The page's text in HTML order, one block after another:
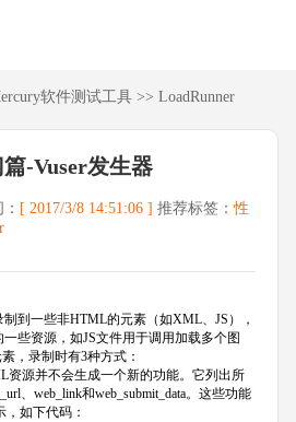
软件测试工具 >> LoadRunner
-Vuser发生器
[ 2017/3/8 14:51:06 ] 推荐标签：性
一些非HTML的元素（如XML、JS），
些资源，如JS文件用于调用加载多个图
，录制时有3种方式：
源并不会生成一个新的功能。它列出所
、web_link和web_submit_data。这些功能
如下代码：